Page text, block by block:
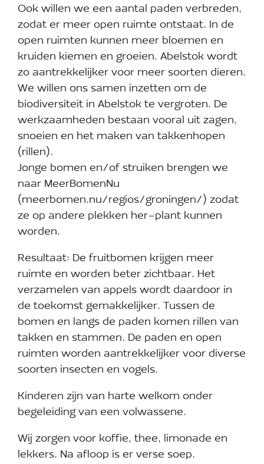
Ook willen we een aantal paden verbreden,
zodat er meer open ruimte ontstaat. In de
open ruimten kunnen meer bloemen en
kruiden kiemen en groeien. Abelstok wordt
zo aantrekkelijker voor meer soorten dieren.
We willen ons samen inzetten om de
biodiversiteit in Abelstok te vergroten. De
werkzaamheden bestaan vooral uit zagen,
snoeien en het maken van takkenhopen
(rillen).
Jonge bomen en/of struiken brengen we
naar MeerBomenNu
(meerbomen.nu/regios/groningen/) zodat
ze op andere plekken her-plant kunnen
worden.
Resultaat: De fruitbomen krijgen meer
ruimte en worden beter zichtbaar. Het
verzamelen van appels wordt daardoor in
de toekomst gemakkelijker. Tussen de
bomen en langs de paden komen rillen van
takken en stammen. De paden en open
ruimten worden aantrekkelijker voor diverse
soorten insecten en vogels.
Kinderen zijn van harte welkom onder
begeleiding van een volwassene.
Wij zorgen voor koffie, thee, limonade en
lekkers. Na afloop is er verse soep.